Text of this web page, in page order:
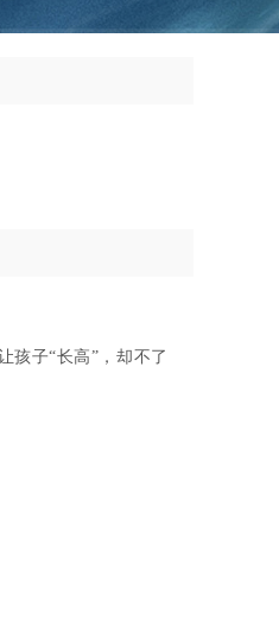
孩子“长高”，却不了